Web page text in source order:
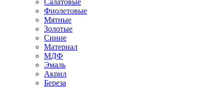
Салатовые
Фиолетовые
Мятные
Золотые
Синие
Материал
МДФ
Эмаль
Акрил
Береза